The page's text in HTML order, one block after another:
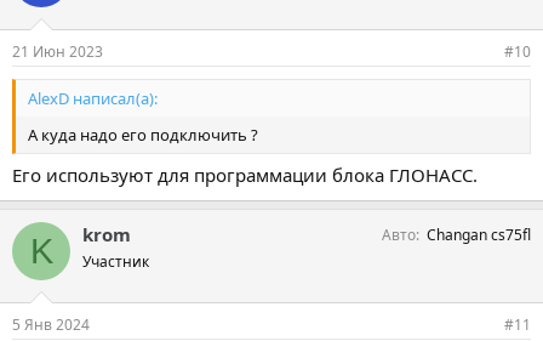
21 Июн 2023 #10
AlexD написал(а):
А куда надо его подключить ?
Его используют для программации блока ГЛОНАСС.
K krom
Участник
Авто Changan cs75fl
5 Янв 2024 #11